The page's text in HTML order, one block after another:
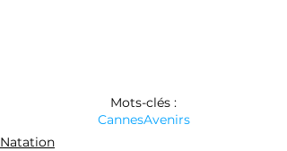
Mots-clés :
CannesAvenirs
Natation